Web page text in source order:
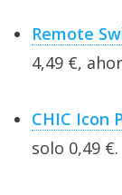
Remote
4,49 €,
CHIC Icon
solo 0,49 €.